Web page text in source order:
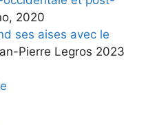
2020
ses aises avec le
Pierre Legros 2023